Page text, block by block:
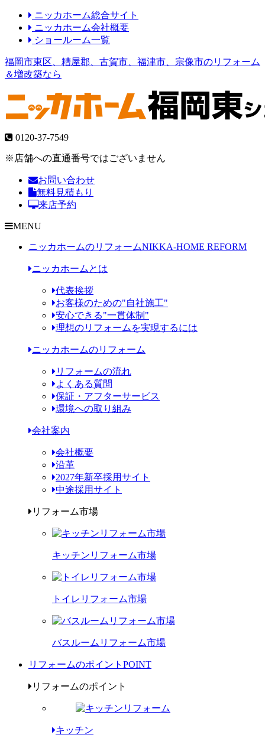
ニッカホーム総合サイト
ニッカホーム会社概要
ショールーム一覧
福岡市東区、糟屋郡、古賀市、福津市、宗像市のリフォーム
＆増改築なら
0120-37-7549
※店舗への直通番号ではございません
お問い合わせ
無料見積もり
来店予約
MENU
ニッカホームのリフォームNIKKA-HOME REFORM
ニッカホームとは
代表挨拶
お客様のための"自社施工"
安心できる"一貫体制"
理想のリフォームを実現するには
ニッカホームのリフォーム
リフォームの流れ
よくある質問
保証・アフターサービス
環境への取り組み
会社案内
会社概要
沿革
2027年新卒採用サイト
中途採用サイト
リフォーム市場
キッチンリフォーム市場
トイレリフォーム市場
バスルームリフォーム市場
リフォームのポイント POINT
リフォームのポイント
キッチン